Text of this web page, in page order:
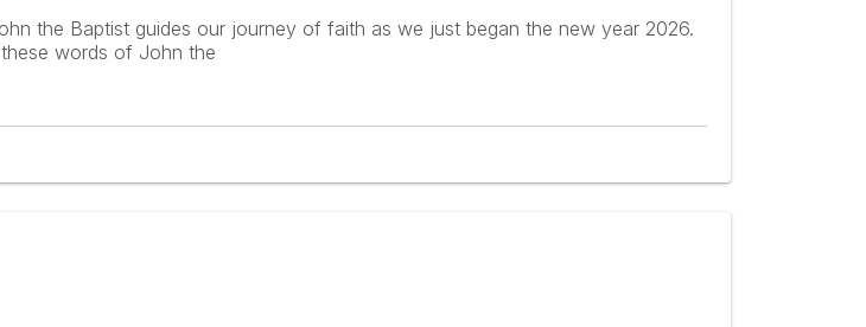
the Baptist guides our journey of faith as we just began the new year 2026.
words of John the